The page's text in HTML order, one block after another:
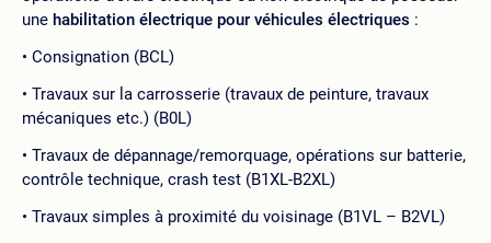
une habilitation électrique pour véhicules électriques :
Consignation (BCL)
Travaux sur la carrosserie (travaux de peinture, travaux
mécaniques etc.) (B0L)
Travaux de dépannage/remorquage, opérations sur batterie,
contrôle technique, crash test (B1XL-B2XL)
Travaux simples à proximité du voisinage (B1VL – B2VL)